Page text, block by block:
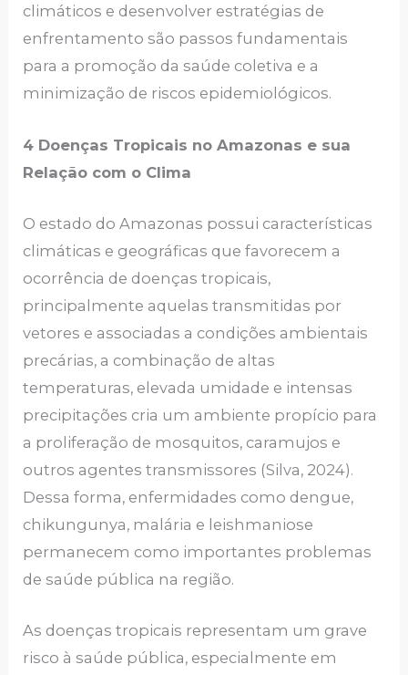
climáticos e desenvolver estratégias de
enfrentamento são passos fundamentais
para a promoção da saúde coletiva e a
minimização de riscos epidemiológicos.
4 Doenças Tropicais no Amazonas e sua
Relação com o Clima
O estado do Amazonas possui características
climáticas e geográficas que favorecem a
ocorrência de doenças tropicais,
principalmente aquelas transmitidas por
vetores e associadas a condições ambientais
precárias, a combinação de altas
temperaturas, elevada umidade e intensas
precipitações cria um ambiente propício para
a proliferação de mosquitos, caramujos e
outros agentes transmissores (Silva, 2024).
Dessa forma, enfermidades como dengue,
chikungunya, malária e leishmaniose
permanecem como importantes problemas
de saúde pública na região.
As doenças tropicais representam um grave
risco à saúde pública, especialmente em